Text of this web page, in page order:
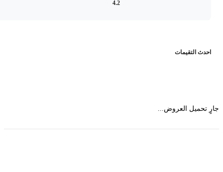
التقيمات
تحميل العروض...